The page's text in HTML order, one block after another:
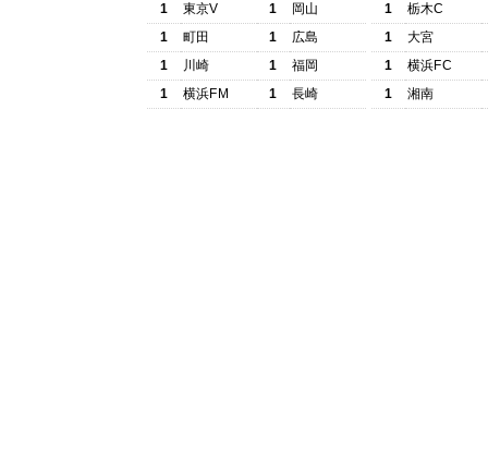
1
東京V 1
岡山
1
町田 1
広島
1
川崎 1
福岡
1
横浜FM 1 長崎
1
栃木C
1
大宮
1
横浜FC
1
湘南